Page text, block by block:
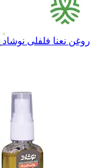
دمنوش و
روغن نعنا فلفلی نوشاد - 37 میلی